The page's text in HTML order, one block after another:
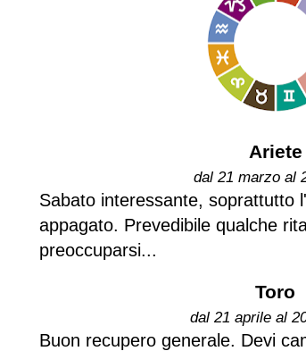
Ariete
dal 21 marzo al
Sabato interessante, soprattutto
appagato. Prevedibile qualche
preoccuparsi...
Toro
dal 21 aprile al
Buon recupero generale. Devi